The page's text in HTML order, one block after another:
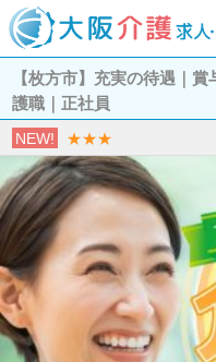
【枚方市】充実の待遇｜
護職｜正社員
NEW! ★★★